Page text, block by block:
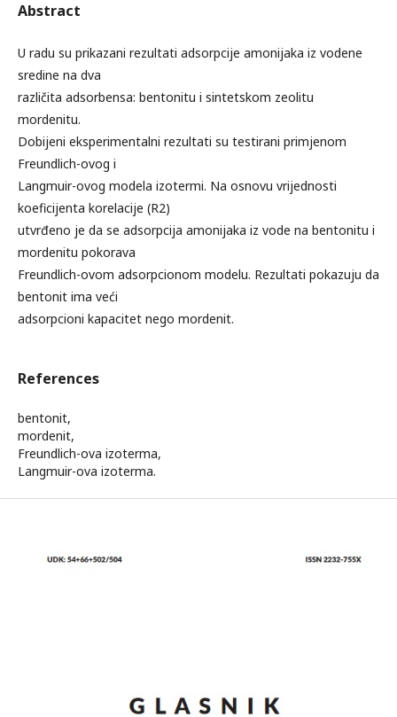
Abstract
U radu su prikazani rezultati adsorpcije amonijaka iz vodene
sredine na dva
različita adsorbensa: bentonitu i sintetskom zeolitu
mordenitu.
Dobijeni eksperimentalni rezultati su testirani primjenom
Freundlich-ovog i
Langmuir-ovog modela izotermi. Na osnovu vrijednosti
koeficijenta korelacije (R2)
utvrđeno je da se adsorpcija amonijaka iz vode na bentonitu i
mordenitu pokorava
Freundlich-ovom adsorpcionom modelu. Rezultati pokazuju da
bentonit ima veći
adsorpcioni kapacitet nego mordenit.
References
bentonit,
mordenit,
Freundlich-ova izoterma,
Langmuir-ova izoterma.